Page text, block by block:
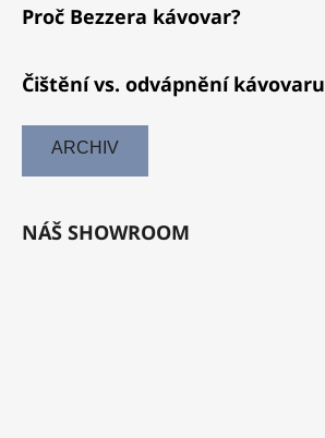
Proč Bezzera kávovar?
Čištění vs. odvápnění kávovaru
ARCHIV
NÁŠ SHOWROOM